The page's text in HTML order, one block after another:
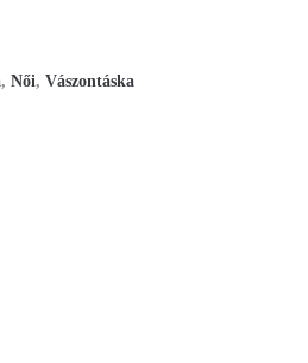
, Női, Vászontáska